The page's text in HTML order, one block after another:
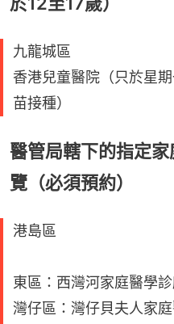
九龍城區
香港兒童醫院（只於星
苗接種）
醫管局轄下的指定
覽（必須預約）
港島區
東區：西灣河家庭醫學
灣仔區：灣仔貝夫人家